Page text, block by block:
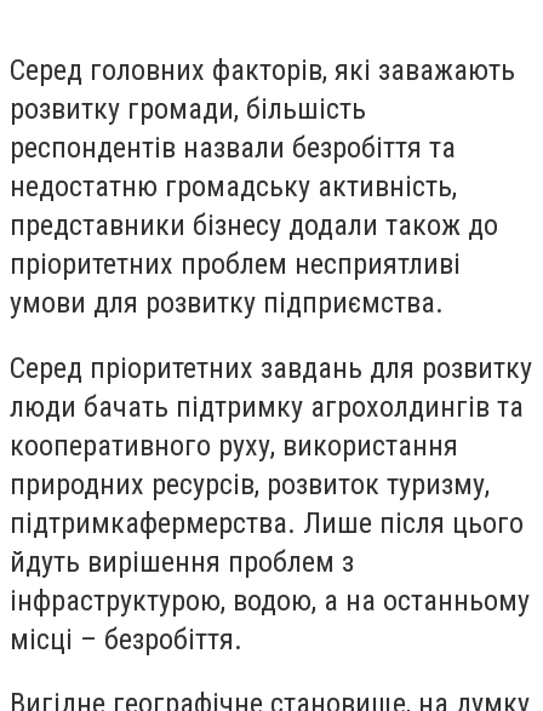
Серед головних факторів, які заважають
розвитку громади, більшість
респондентів назвали безробіття та
недостатню громадську активність,
представники бізнесу додали також до
пріоритетних проблем несприятливі
умови для розвитку підприємства.
Серед пріоритетних завдань для розвитку
люди бачать підтримку агрохолдингів та
кооперативного руху, використання
природних ресурсів, розвиток туризму,
підтримкафермерства. Лише після цього
йдуть вирішення проблем з
інфраструктурою, водою, а на останньому
місці – безробіття.
Вигідне географічне становище, на думку